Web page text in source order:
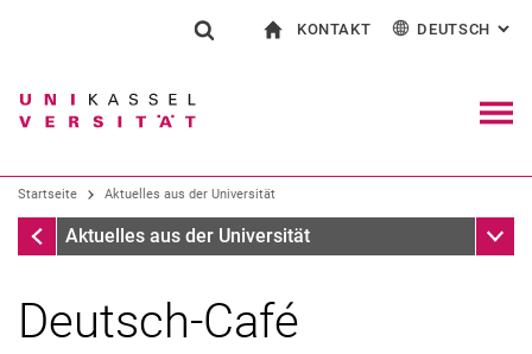
Springe direkt zu: Inhalt
Springe direkt zu: Suche
Springe direkt zu:
Suchen (öffnet externen Link in einem
KONTAKT
Kontakt für Presse und Öffentlichkeit
Einrichtungen suchen
DEUTSCH :
Startseite Aktuelles aus der Universität
Startseite
Aktuelles aus der Universität
Deutsch-Café